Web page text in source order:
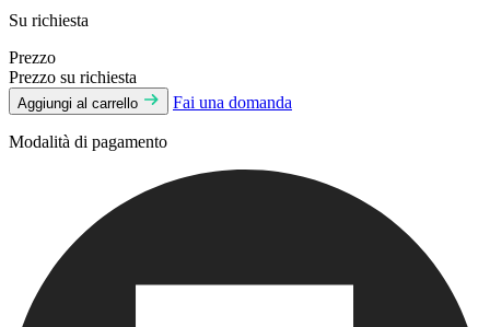
Su richiesta
Prezzo
Prezzo su richiesta
Aggiungi al carrello Fai una domanda
Modalità di pagamento